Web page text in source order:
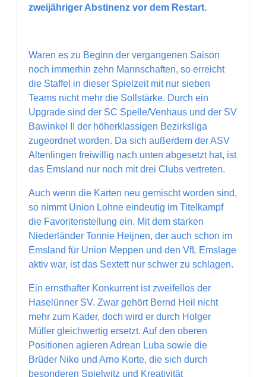
zweijähriger Abstinenz vor dem Restart.
Waren es zu Beginn der vergangenen Saison
noch immerhin zehn Mannschaften, so erreicht
die Staffel in dieser Spielzeit mit nur sieben
Teams nicht mehr die Sollstärke. Durch ein
Upgrade sind der SC Spelle/Venhaus und der SV
Bawinkel II der höherklassigen Bezirksliga
zugeordnet worden. Da sich außerdem der ASV
Altenlingen freiwillig nach unten abgesetzt hat, ist
das Emsland nur noch mit drei Clubs vertreten.
Auch wenn die Karten neu gemischt worden sind,
so nimmt Union Lohne eindeutig im Titelkampf
die Favoritenstellung ein. Mit dem starken
Niederländer Tonnie Heijnen, der auch schon im
Emsland für Union Meppen und den VfL Emslage
aktiv war, ist das Sextett nur schwer zu schlagen.
Ein ernsthafter Konkurrent ist zweifellos der
Haselünner SV. Zwar gehört Bernd Heil nicht
mehr zum Kader, doch wird er durch Holger
Müller gleichwertig ersetzt. Auf den oberen
Positionen agieren Adrean Luba sowie die
Brüder Niko und Arno Korte, die sich durch
besonderen Spielwitz und Kreativität